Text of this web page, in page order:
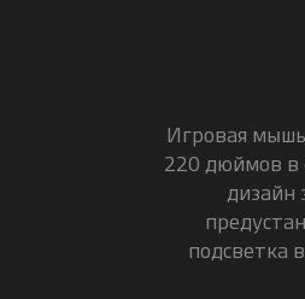
Игровая
220 дюймов в
дизайн
подсветка